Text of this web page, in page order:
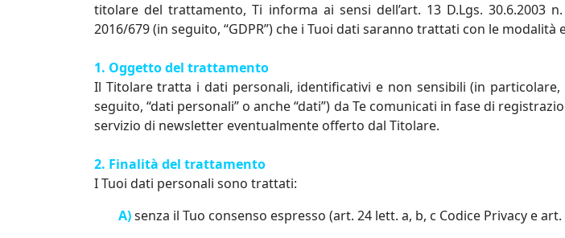
titolare del trattamento, Ti informa ai sensi dell’art. 13 D.Lgs. 30.6.2003
2016/679 (in seguito, “GDPR”) che i Tuoi dati saranno trattati con le modalità
1. Oggetto del trattamento
Il Titolare tratta i dati personali, identificativi e non sensibili (in
seguito, “dati personali” o anche “dati”) da Te comunicati in fase di
servizio di newsletter eventualmente offerto dal Titolare.
2. Finalità del trattamento
I Tuoi dati personali sono trattati:
A)senza il Tuo consenso espresso (art. 24 lett. a, b, c Codice Privacy e